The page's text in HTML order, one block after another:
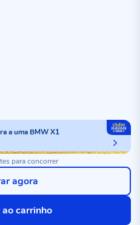
a uma BMW X1
para concorrer
carrinho
agora